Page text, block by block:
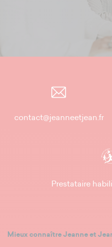
contact@jeanneetjean.fr
Prestataire
Mieux connaître Jeanne et